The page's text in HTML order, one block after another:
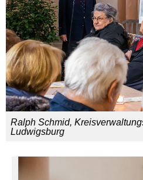
Ralph Schmid,
Ludwigsburg